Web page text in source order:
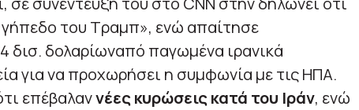
γήπεδο του Τραμπ», ενώ απαίτησε
δισ. δολαρίωναπό παγωμένα ιρανικά
για να προχωρήσει η συμφωνία με τις ΗΠΑ.
επέβαλαννέες κυρώσεις κατά του Ιράν, ενώ